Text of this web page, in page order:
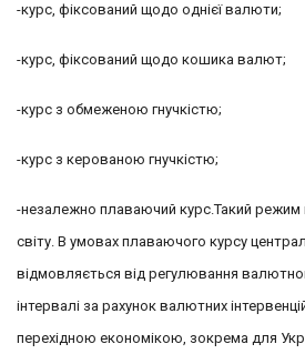
-курс, фіксований щодо однієї валюти;
-курс, фіксований щодо кошика валют;
-курс з обмеженою гнучкістю;
-курс з керованою гнучкістю;
-незалежно плаваючий курс.Такий
світу. В умовах плаваючого курсу
відмовляється від регулювання
інтервалі за рахунок валютних
перехідною економікою, зокрема для